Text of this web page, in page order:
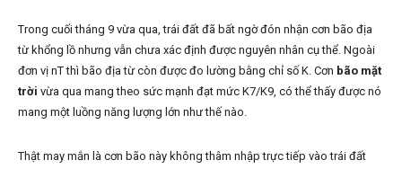
Trong cuối tháng 9 vừa qua, trái đất đã bất ngờ đón nhận cơn bão địa
từ khổng lồ nhưng vẫn chưa xác định được nguyên nhân cụ thể. Ngoài
đơn vị nT thì bão địa từ còn được đo lường bằng chỉ số K. Cơn bão mặt
trời vừa qua mang theo sức mạnh đạt mức K7/K9, có thể thấy được nó
mang một luồng năng lượng lớn như thế nào.
Thật may mắn là cơn bão này không thâm nhập trực tiếp vào trái đất